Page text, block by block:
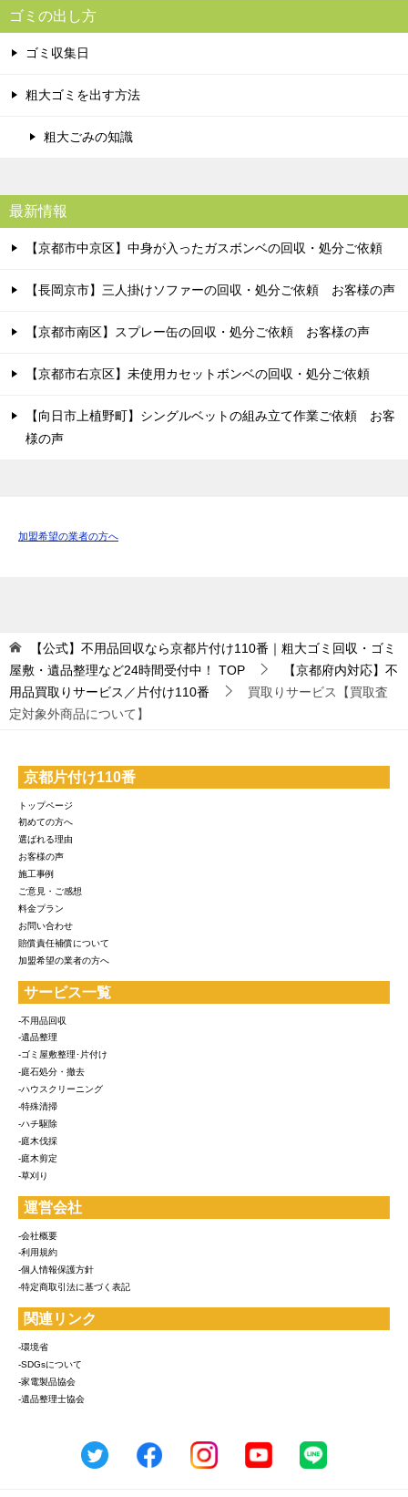
ゴミの出し方
ゴミ収集日
粗大ゴミを出す方法
粗大ごみの知識
最新情報
【京都市中京区】中身が入ったガスボンベの回収・処分ご依頼
【長岡京市】三人掛けソファーの回収・処分ご依頼 お客様の声
【京都市南区】スプレー缶の回収・処分ご依頼 お客様の声
【京都市右京区】未使用カセットボンベの回収・処分ご依頼
【向日市上植野町】シングルベットの組み立て作業ご依頼 お客
様の声
加盟希望の業者の方へ
【公式】不用品回収なら京都片付け110番｜粗大ゴミ回収・ゴミ
屋敷・遺品整理など24時間受付中！
TOP
【京都府内対応】不
用品買取りサービス／片付け110番
買取りサービス【買取査
定対象外商品について】
京都片付け110番
トップページ
初めての方へ
選ばれる理由
お客様の声
施工事例
ご意見・ご感想
料金プラン
お問い合わせ
賠償責任補償について
加盟希望の業者の方へ
サービス一覧
-不用品回収
-遺品整理
-ゴミ屋敷整理･片付け
-庭石処分・撤去
-ハウスクリーニング
-特殊清掃
-ハチ駆除
-庭木伐採
-庭木剪定
-草刈り
運営会社
-会社概要
-利用規約
-個人情報保護方針
-特定商取引法に基づく表記
関連リンク
-環境省
-SDGsについて
-家電製品協会
-遺品整理士協会